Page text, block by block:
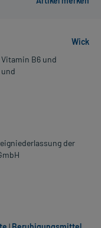
Wick
B6 und
der